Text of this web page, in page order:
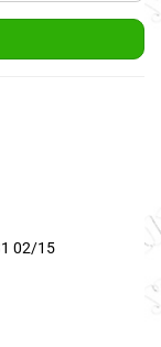
02/15